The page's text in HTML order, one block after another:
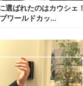
選ばれたのはカウシェ！
ワールドカッ...